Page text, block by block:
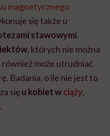
magnetycznego
się także u
stawowymi.
, których nie można
również może utrudniać
Badania, o ile nie jest to
sięu kobiet wciąży,